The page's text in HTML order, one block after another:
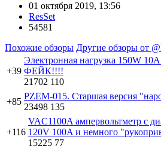
01 октября 2019, 13:56
ResSet
54581
Похожие обзоры Другие обзоры от
+39
Электронная нагрузка 150W
ФЕЙК!!!!
21702 110
+85
PZEM-015. Старшая версия
23498 135
+116
VAC1100A ампервольтметр с
120V 100A и немного
15225 77